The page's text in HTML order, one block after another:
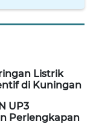
Listrik
di Kuningan
UP3
Perlengkapan